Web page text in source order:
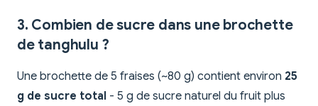
3. Combien de sucre dans une brochette
de tanghulu ?
Une brochette de 5 fraises (~80 g) contient environ 25
g de sucre total - 5 g de sucre naturel du fruit plus